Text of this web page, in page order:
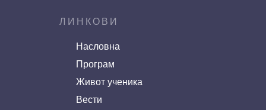
ЛИНКОВИ
Насловна
Програм
Живот ученика
Вести